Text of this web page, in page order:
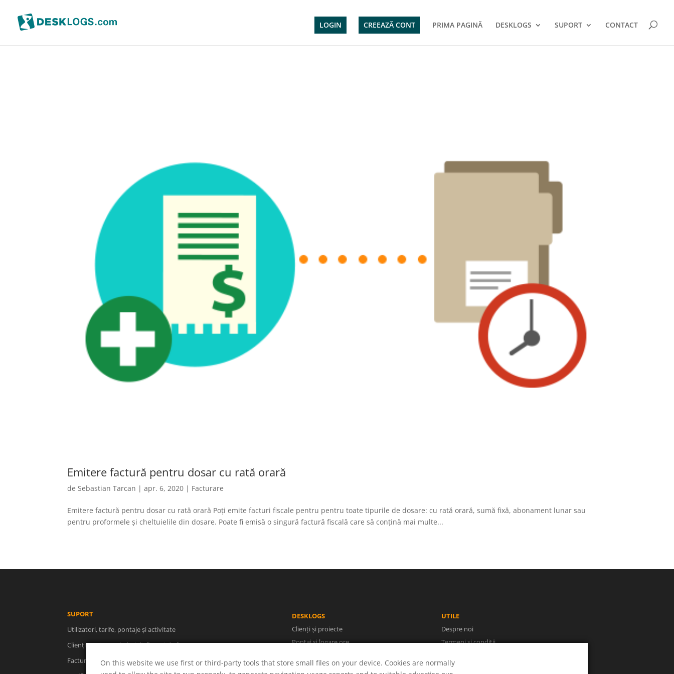
LOGIN CREEAZĂ CONT PRIMA PAGINĂ DESKLOGS SUPORT CONTACT
Emitere factură pentru dosar cu rată orară
de Sebastian Tarcan |apr. 6, 2020 | Facturare
Emitere factură pentru dosar cu rată orară Poți emite facturi fiscale pentru pentru toate tipurile de dosare: cu rată orară, sumă fixă, abonament lunar sau
pentru proformele și cheltuielile din dosare. Poate fi emisă o singură factură fiscală care să conțină mai multe...
SUPORT
Utilizatori, tarife, pontaje și activitate
Clienți, proiecte, cheltuieli, fluxuri de facturare
Facturare, rapoarte, descărcări, concedii
DESKLOGS
Clienți și proiecte
Pontaj și logare ore
Utilizatori și concedii
UTILE
Despre noi
Termeni și condiții
ANPC
On this website we use first or third-party tools that store small files on your device. Cookies are normally